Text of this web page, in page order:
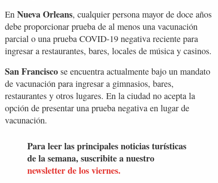
En Nueva Orleans, cualquier persona mayor de doce años
debe proporcionar prueba de al menos una vacunación
parcial o una prueba COVID-19 negativa reciente para
ingresar a restaurantes, bares, locales de música y casinos.
San Francisco se encuentra actualmente bajo un mandato
de vacunación para ingresar a gimnasios, bares,
restaurantes y otros lugares. En la ciudad no acepta la
opción de presentar una prueba negativa en lugar de
vacunación.
Para leer las principales noticias turísticas
de la semana, suscribite a nuestro
newsletter de los viernes.